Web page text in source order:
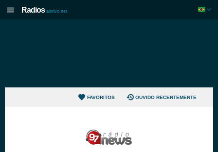
Radios aovivo.net
FAVORITOS OUVIDO RECENTEMENTE